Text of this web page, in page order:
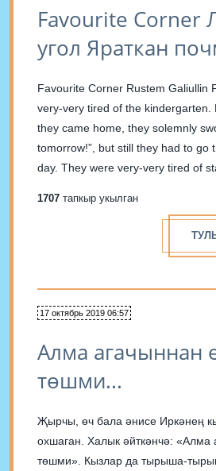
Favourite
угол Яраткан
Favourite Corner Rustem Galiullin
very-very tired of the kindergarten.
they came home, they solemnly
tomorrow!”, but still they had to go
day. They were very-very tired of standing in the corner.
1707 тапкыр укылган
17 октябрь 2019 06:57
Алма агачыннан
төшми...
Җырчы, өч бала әнисе Иркәнең
охшаган. Халык әйткәнчә: «Алма
төшми». Кызлар да тырыша-